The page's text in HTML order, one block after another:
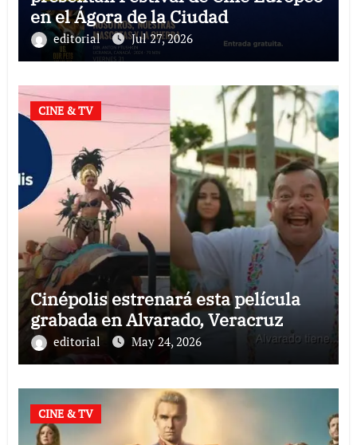
en el Ágora de la Ciudad
editorial Jul 27, 2026
CINE & TV
Cinépolis estrenará esta película
grabada en Alvarado, Veracruz
editorial May 24, 2026
CINE & TV